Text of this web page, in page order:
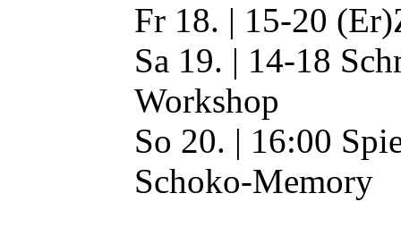
Fr 18. | 15-20
Sa 19. | 14-18
Workshop
So 20. | 16:00
Schoko-Memory